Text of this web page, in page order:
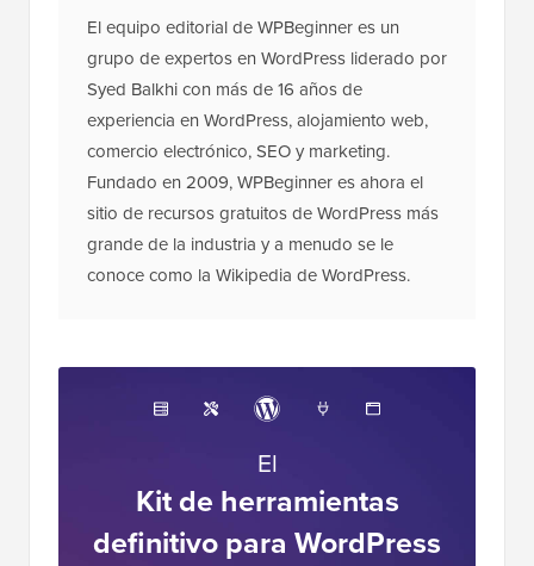
El equipo editorial de WPBeginner es un
grupo de expertos en WordPress liderado por
Syed Balkhi con más de 16 años de
experiencia en WordPress, alojamiento web,
comercio electrónico, SEO y marketing.
Fundado en 2009, WPBeginner es ahora el
sitio de recursos gratuitos de WordPress más
grande de la industria y a menudo se le
conoce como la Wikipedia de WordPress.
El
Kit de herramientas
definitivo para WordPress